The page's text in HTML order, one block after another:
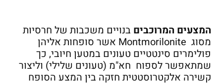
המצעים המרוכבים בנויים משכבות של חרסיות
מסוג Montmorilonite אשר סופחות אליהן
פולימרים סינטטיים טעונים במטען חיובי, כך
שמתאפשר לספוח חא"מ (טעונים שלילי) וליצור
קשירה אלקטרוסטטית חזקה בין המצע הסופח